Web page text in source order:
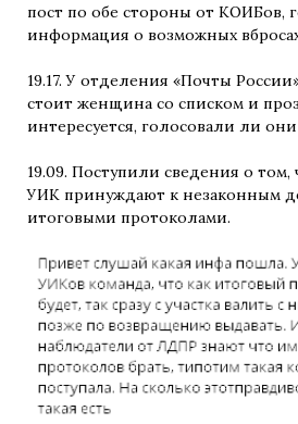
пост по обе стороны от КОИБов,
информация о возможных
19.17. У отделения «Почты
стоит женщина со списком и
интересуется, голосовали ли
19.09. Поступили сведения о том,
УИК принуждают к незаконным
итоговыми протоколами.